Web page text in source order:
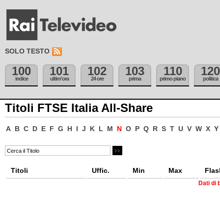
SOLO TESTO
100
indice
101
ultim'ora
102
24 ore
103
prima
110
primo piano
120
politica
Titoli FTSE Italia All-Share
A B C D E F G H I J K L M N O P Q R S T U V W X Y
Titoli Uffic. Min Max
Dati di